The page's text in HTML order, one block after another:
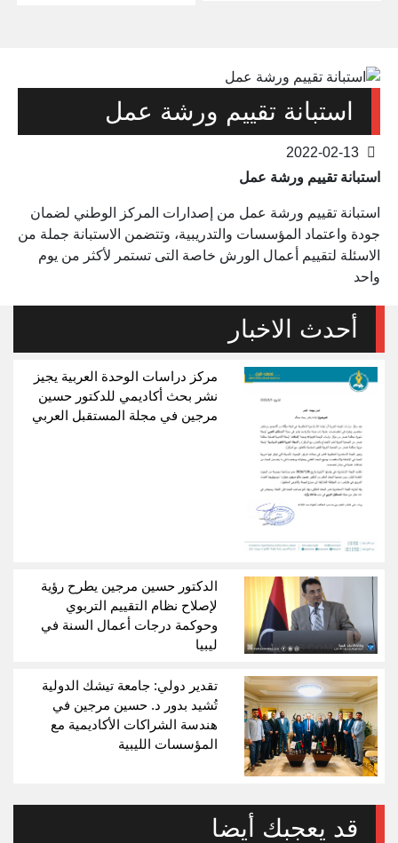
استبانة تقييم ورشة عمل
استبانة تقييم ورشة عمل
استبانة تقييم ورشة عمل من إصدارات المركز الوطني لضمان
جودة واعتماد المؤسسات والتدريبية، وتتضمن الاستبانة جملة من
الاسئلة لتقييم أعمال الورش خاصة التى تستمر لأكثر من يوم
واحد
أحدث الاخبار
مركز دراسات الوحدة العربية يجيز
نشر بحث أكاديمي للدكتور حسين
مرجين في مجلة المستقبل العربي
الدكتور حسين مرجين يطرح رؤية
لإصلاح نظام التقييم التربوي
وحوكمة درجات أعمال السنة في
ليبيا
تقدير دولي: جامعة تيشك الدولية
تُشيد بدور د. حسين مرجين في
هندسة الشراكات الأكاديمية مع
المؤسسات الليبية
قد يعجبك أيضا